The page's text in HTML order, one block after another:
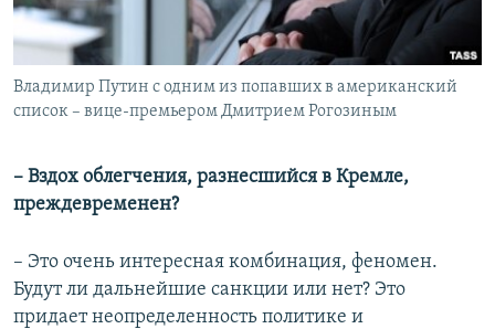
Владимир Путин с одним из попавших в американский
список – вице-премьером Дмитрием Рогозиным
​– Вздох облегчения, разнесшийся в Кремле,
преждевременен?
– Это очень интересная комбинация, феномен.
Будут ли дальнейшие санкции или нет? Это
придает неопределенность политике и